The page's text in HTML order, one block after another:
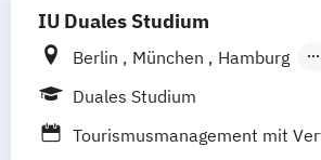
IU Duales Studium
Berlin München
Hamburg
Frankfurt am Main
Mannheim Leipzig Online-
Duales Studium
Tourismusmanagement mit